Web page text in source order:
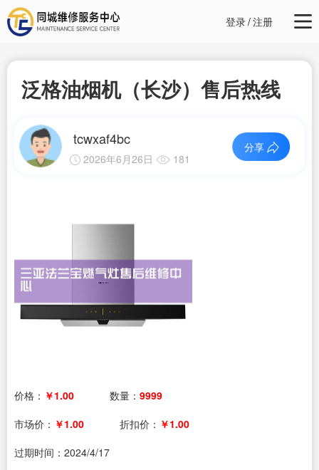
登录/注册
泛格油烟机（长沙）售后热线
tcwxaf4bc
2026年6月26日 181
分享
价格： ￥1.00 数量： 9999
市场价： ￥1.00 折扣价： ￥1.00
过期时间： 2024/4/17